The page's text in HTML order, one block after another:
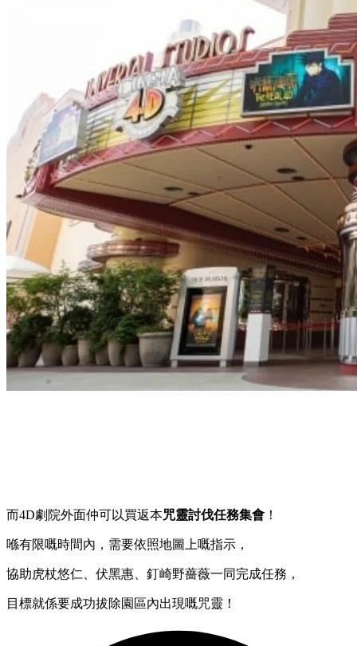
而4D劇院外面仲可以買返本咒靈討伐任務集會 ！
喺有限嘅時間內，需要依照地圖上嘅指示，
協助虎杖悠仁、伏黑惠、釘崎野薔薇一同完成任務，
目標就係要成功拔除園區內出現嘅咒靈！